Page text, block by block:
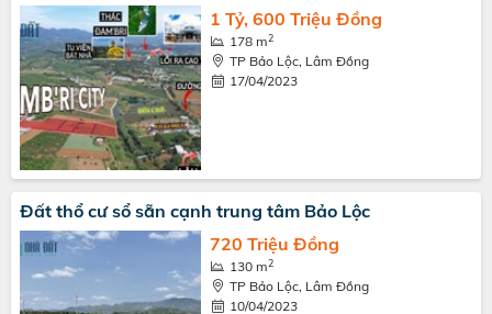
1 Tỷ, 600 Triệu Đồng
178 m2
TP Bảo Lộc, Lâm Đồng
17/04/2023
Đất thổ cư sổ sẵn cạnh trung tâm Bảo Lộc
720 Triệu Đồng
130 m2
TP Bảo Lộc, Lâm Đồng
10/04/2023